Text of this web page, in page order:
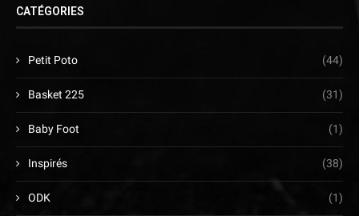
CATÉGORIES
Petit Poto (44)
Basket 225 (31)
Baby Foot (1)
Inspirés (38)
ODK (1)